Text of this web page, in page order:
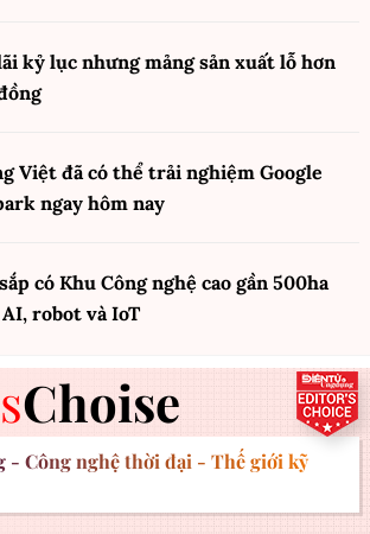
kỷ lục nhưng mảng sản xuất lỗ hơn
Việt đã có thể trải nghiệm Google
ngay hôm nay
có Khu Công nghệ cao gần 500ha
robot và IoT
Choise
- Công nghệ thời đại - Thế giới kỹ